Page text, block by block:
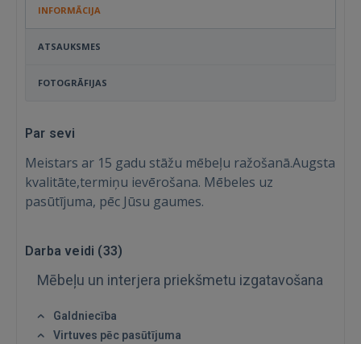
INFORMĀCIJA
ATSAUKSMES
FOTOGRĀFIJAS
Par sevi
Meistars ar 15 gadu stāžu mēbeļu ražošanā.Augsta
kvalitāte,termiņu ievērošana. Mēbeles uz
pasūtījuma, pēc Jūsu gaumes.
Darba veidi (33)
Mēbeļu un interjera priekšmetu izgatavošana
Galdniecība
Virtuves pēc pasūtījuma